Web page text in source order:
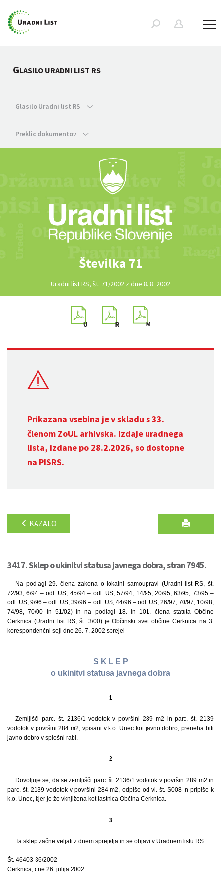
GLASILO URADNI LIST RS
Glasilo Uradni list RS
Preklic dokumentov
Številka 71
Uradni list RS, št. 71/2002 z dne 8. 8. 2002
Prikazana vsebina je v skladu s 33.
členom ZoUL arhivska. Izdaje uradnega
lista, izdane po 28.2.2026, so dostopne
na PISRS.
KAZALO
3417. Sklep o ukinitvi statusa javnega dobra, stran 7945.
Na podlagi 29. člena zakona o lokalni samoupravi (Uradni list RS, št.
72/93, 6/94 – odl. US, 45/94 – odl. US, 57/94, 14/95, 20/95, 63/95, 73/95 –
odl. US, 9/96 – odl. US, 39/96 – odl. US, 44/96 – odl. US, 26/97, 70/97, 10/98,
74/98, 70/00 in 51/02) in na podlagi 18. in 101. člena statuta Občine
Cerknica (Uradni list RS, št. 3/00) je Občinski svet občine Cerknica na 3.
korespondenčni seji dne 26. 7. 2002 sprejel
S K L E P
o ukinitvi statusa javnega dobra
1
Zemljišči parc. št. 2136/1 vodotok v površini 289 m2 in parc. št. 2139
vodotok v površini 284 m2, vpisani v k.o. Unec kot javno dobro, preneha biti
javno dobro v splošni rabi.
2
Dovoljuje se, da se zemljišči parc. št. 2136/1 vodotok v površini 289 m2 in
parc. št. 2139 vodotok v površini 284 m2, odpiše od vl. št. S008 in pripiše k
k.o. Unec, kjer je že vknjižena kot lastnica Občina Cerknica.
3
Ta sklep začne veljati z dnem sprejetja in se objavi v Uradnem listu RS.
Št. 46403-36/2002
Cerknica, dne 26. julija 2002.